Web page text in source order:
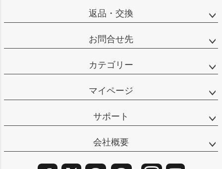
返品・交換
お問合せ先
カテゴリー
マイページ
サポート
会社概要